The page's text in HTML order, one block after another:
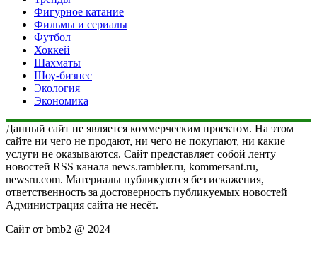
Фигурное катание
Фильмы и сериалы
Футбол
Хоккей
Шахматы
Шоу-бизнес
Экология
Экономика
Данный сайт не является коммерческим проектом. На этом
сайте ни чего не продают, ни чего не покупают, ни какие
услуги не оказываются. Сайт представляет собой ленту
новостей RSS канала news.rambler.ru, kommersant.ru,
newsru.com. Материалы публикуются без искажения,
ответственность за достоверность публикуемых новостей
Администрация сайта не несёт.
Сайт от bmb2 @ 2024